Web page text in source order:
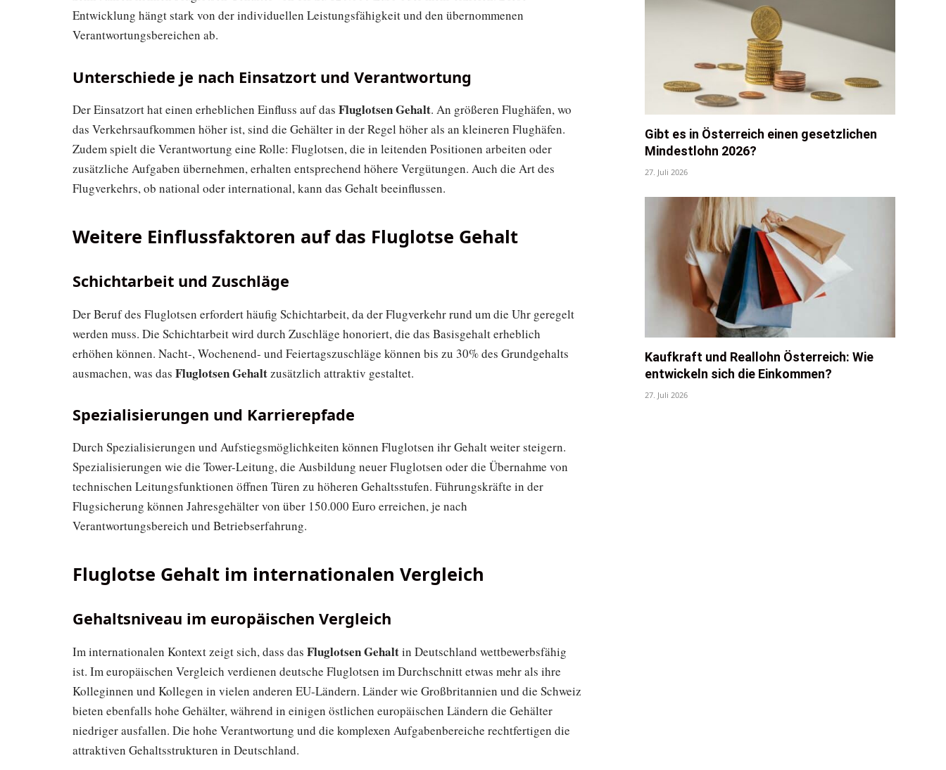
Entwicklung hängt stark von der individuellen Leistungsfähigkeit und den übernommenen
Verantwortungsbereichen ab.
Unterschiede je nach Einsatzort und Verantwortung
Der Einsatzort hat einen erheblichen Einfluss auf das Fluglotsen Gehalt. An größeren Flughäfen, wo
das Verkehrsaufkommen höher ist, sind die Gehälter in der Regel höher als an kleineren Flughäfen.
Zudem spielt die Verantwortung eine Rolle: Fluglotsen, die in leitenden Positionen arbeiten oder
zusätzliche Aufgaben übernehmen, erhalten entsprechend höhere Vergütungen. Auch die Art des
Flugverkehrs, ob national oder international, kann das Gehalt beeinflussen.
Weitere Einflussfaktoren auf das Fluglotse Gehalt
Schichtarbeit und Zuschläge
Der Beruf des Fluglotsen erfordert häufig Schichtarbeit, da der Flugverkehr rund um die Uhr geregelt
werden muss. Die Schichtarbeit wird durch Zuschläge honoriert, die das Basisgehalt erheblich
erhöhen können. Nacht-, Wochenend- und Feiertagszuschläge können bis zu 30% des Grundgehalts
ausmachen, was das Fluglotsen Gehalt zusätzlich attraktiv gestaltet.
Spezialisierungen und Karrierepfade
Durch Spezialisierungen und Aufstiegsmöglichkeiten können Fluglotsen ihr Gehalt weiter steigern.
Spezialisierungen wie die Tower-Leitung, die Ausbildung neuer Fluglotsen oder die Übernahme von
technischen Leitungsfunktionen öffnen Türen zu höheren Gehaltsstufen. Führungskräfte in der
Flugsicherung können Jahresgehälter von über 150.000 Euro erreichen, je nach
Verantwortungsbereich und Betriebserfahrung.
Fluglotse Gehalt im internationalen Vergleich
Gehaltsniveau im europäischen Vergleich
Im internationalen Kontext zeigt sich, dass das Fluglotsen Gehaltin Deutschland wettbewerbsfähig
ist. Im europäischen Vergleich verdienen deutsche Fluglotsen im Durchschnitt etwas mehr als ihre
Kolleginnen und Kollegen in vielen anderen EU-Ländern. Länder wie Großbritannien und die Schweiz
bieten ebenfalls hohe Gehälter, während in einigen östlichen europäischen Ländern die Gehälter
niedriger ausfallen. Die hohe Verantwortung und die komplexen Aufgabenbereiche rechtfertigen die
attraktiven Gehaltsstrukturen in Deutschland.
Gibt es in Österreich einen gesetzlichen
Mindestlohn 2026?
27. Juli 2026
Kaufkraft und Reallohn Österreich: Wie
entwickeln sich die Einkommen?
27. Juli 2026